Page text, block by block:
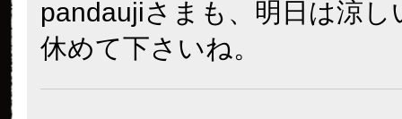
pandaujiさまも、明日は涼し
休めて下さいね。